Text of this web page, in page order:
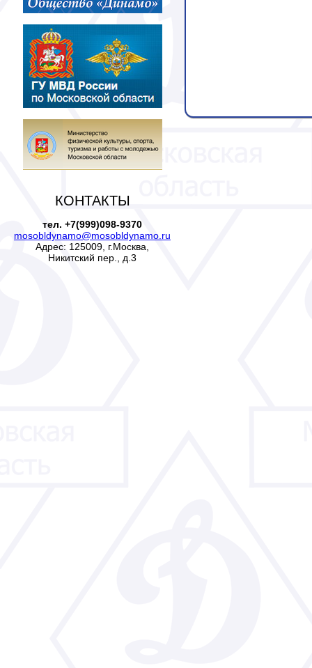
КОНТАКТЫ
тел. +7(999)098-9370
mosobldynamo@mosobldynamo.ru
Адрес: 125009, г.Москва,
Никитский пер., д.3